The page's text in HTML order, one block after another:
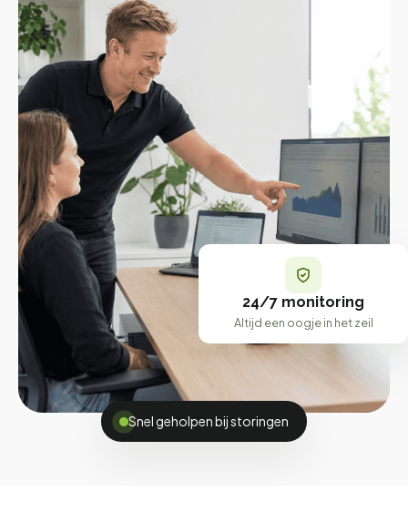
Snel geholpen bij storingen
24/7 monitoring
Altijd een oogje in het zeil